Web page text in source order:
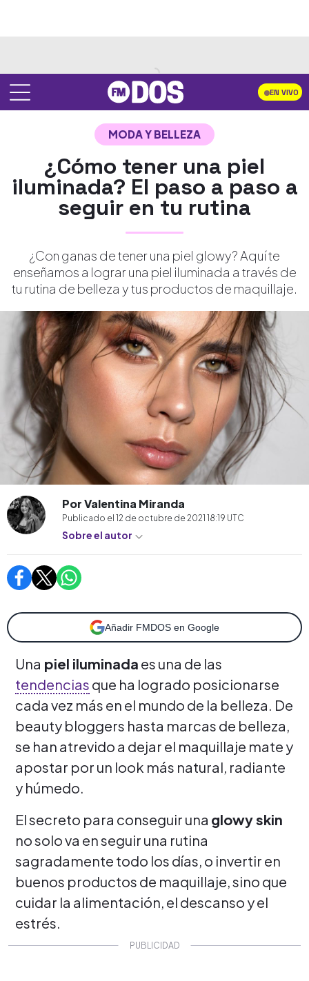
EN VIVO
MODA Y BELLEZA
¿Cómo tener una piel
iluminada? El paso a paso a
seguir en tu rutina
¿Con ganas de tener una piel glowy? Aquí te
enseñamos a lograr una piel iluminada a través de
tu rutina de belleza y tus productos de maquillaje.
Por Valentina Miranda
Publicado el 12 de octubre de 2021 18:19 UTC
Sobre el autor
Añadir FMDOS en Google
Una piel iluminada es una de las
tendencias que ha logrado posicionarse
cada vez más en el mundo de la belleza. De
beauty bloggers hasta marcas de belleza,
se han atrevido a dejar el maquillaje mate y
apostar por un look más natural, radiante
y húmedo.
El secreto para conseguir una glowy skin
no solo va en seguir una rutina
sagradamente todo los días, o invertir en
buenos productos de maquillaje, sino que
cuidar la alimentación, el descanso y el
estrés.